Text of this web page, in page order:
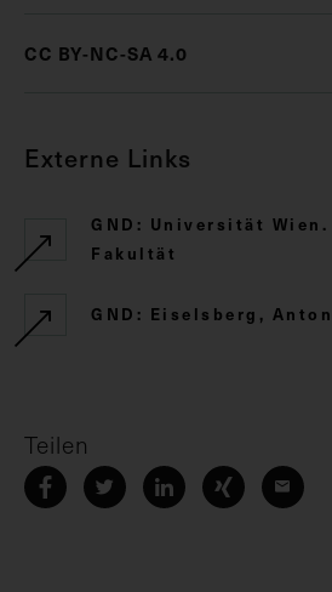
CC BY-NC-SA 4.0
Externe Links
GND: Universität
Fakultät
GND: Eiselsberg,
Teilen